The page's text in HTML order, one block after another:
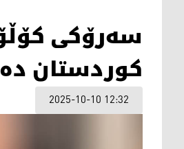
سەرۆکی
کوردستان
2025-10-10 12:32